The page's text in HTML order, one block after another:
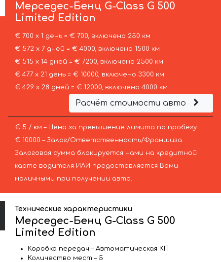
Мерседес-Бенц G-Class G 500
Limited Edition
€ 700 х 1 день = € 700, включено 250 км
€ 572 х 7 дней = € 4000, включено 1500 км
€ 515 х 14 дней = € 7200, включено 2500 км
€ 477 х 21 день = € 10000, включено 3300 км
€ 429 х 28 дней = € 12000, включено 4000 км
Расчёт стоимости авто
€ 5 / км – Цена за превышение лимита по пробегу
€ 10000 – Залог/Ответственность/Франшиза.
Залоговая сумма блокируется нами на кредитной
карте водителя ИЛИ предоставляется Вами
наличными при получении авто.
Технические характеристики
Мерседес-Бенц G-Class G 500
Limited Edition
Коробка передач – Автоматическая КП
Количество мест – 5